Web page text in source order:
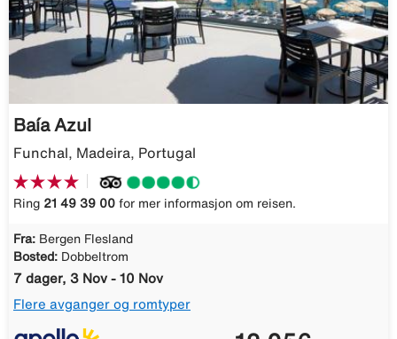
Baía Azul
Funchal, Madeira, Portugal
Ring 21 49 39 00 for mer informasjon om reisen.
Fra: Bergen Flesland
Bosted: Dobbeltrom
7 dager, 3 Nov - 10 Nov
Flere avganger og romtyper